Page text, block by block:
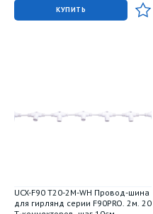
КУПИТЬ
UCX-F90 T20-2M-WH Провод-шина
для гирлянд серии F90PRO. 2м. 20